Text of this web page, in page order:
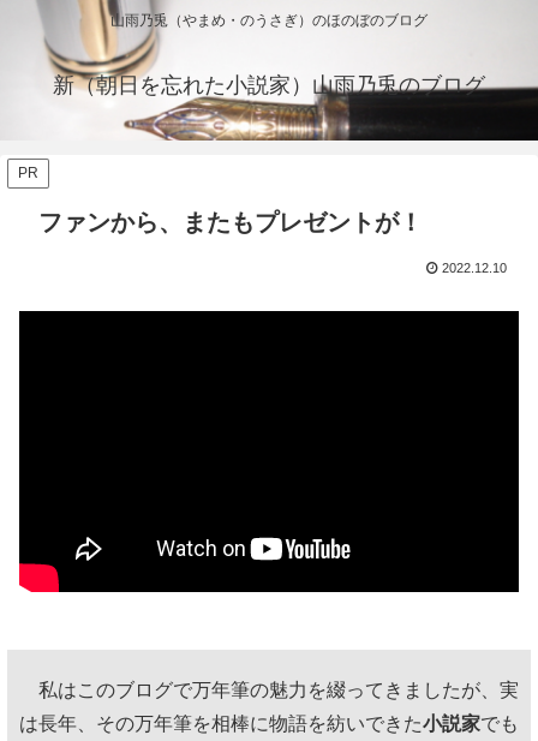
山雨乃兎（やまめ・のうさぎ）のほのぼのブログ
新（朝日を忘れた小説家）山雨乃兎のブログ
PR
ファンから、またもプレゼントが！
2022.12.10
私はこのブログで万年筆の魅力を綴ってきましたが、実
は長年、その万年筆を相棒に物語を紡いできた小説家でも